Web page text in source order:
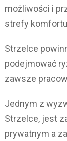
możliwości i
strefy
Strzelce
podejmować
zawsze
Jednym z
Strzelce, jest
prywatnym a